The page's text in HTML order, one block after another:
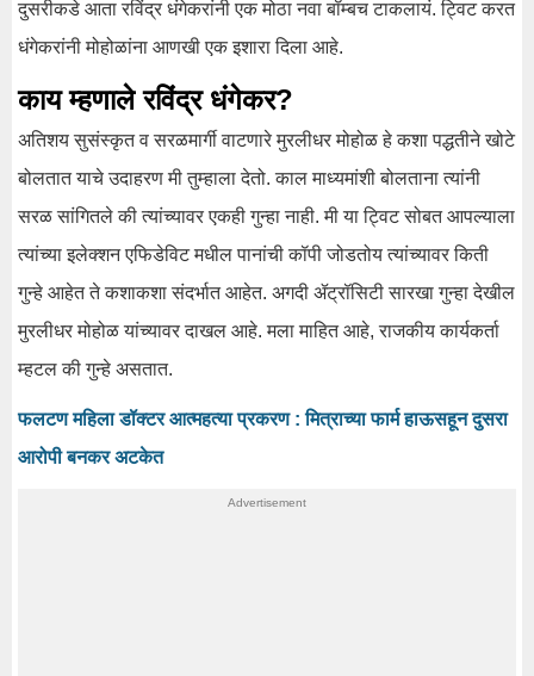
दुसरीकडे आता रविंद्र धंगेकरांनी एक मोठा नवा बॉम्बच टाकलायं. ट्विट करत
धंगेकरांनी मोहोळांना आणखी एक इशारा दिला आहे.
काय म्हणाले रविंद्र धंगेकर?
अतिशय सुसंस्कृत व सरळमार्गी वाटणारे मुरलीधर मोहोळ हे कशा पद्धतीने खोटे
बोलतात याचे उदाहरण मी तुम्हाला देतो. काल माध्यमांशी बोलताना त्यांनी
सरळ सांगितले की त्यांच्यावर एकही गुन्हा नाही. मी या ट्विट सोबत आपल्याला
त्यांच्या इलेक्शन एफिडेविट मधील पानांची कॉपी जोडतोय त्यांच्यावर किती
गुन्हे आहेत ते कशाकशा संदर्भात आहेत. अगदी ॲट्रॉसिटी सारखा गुन्हा देखील
मुरलीधर मोहोळ यांच्यावर दाखल आहे. मला माहित आहे, राजकीय कार्यकर्ता
म्हटल की गुन्हे असतात.
फलटण महिला डॉक्टर आत्महत्या प्रकरण : मित्राच्या फार्म हाऊसहून दुसरा
आरोपी बनकर अटकेत